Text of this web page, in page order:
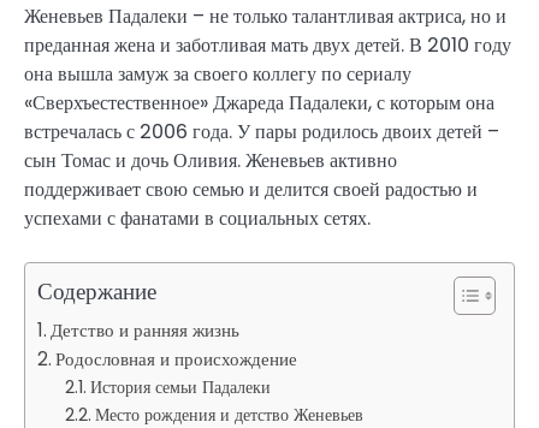
Женевьев Падалеки – не только талантливая актриса, но и
преданная жена и заботливая мать двух детей. В 2010 году
она вышла замуж за своего коллегу по сериалу
«Сверхъестественное» Джареда Падалеки, с которым она
встречалась с 2006 года. У пары родилось двоих детей –
сын Томас и дочь Оливия. Женевьев активно
поддерживает свою семью и делится своей радостью и
успехами с фанатами в социальных сетях.
Содержание
Детство и ранняя жизнь
Родословная и происхождение
История семьи Падалеки
Место рождения и детство Женевьев